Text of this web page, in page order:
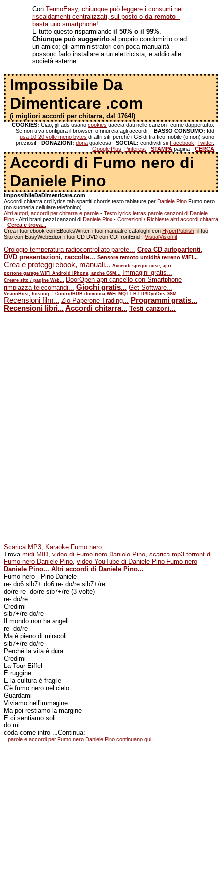
Con TermoEasy, chiunque può leggere i consumi nei
riscaldamenti centralizzati, sul posto o da remoto -
basta uno smartphone!
E tutto questo risparmiando il 50% o il 99%.
Chiunque può suggerirlo al proprio condominio o ad
un amico; gli amministratori con poca manualità
possono farlo installare a un elettricista, e addio alle
società esterne.
Impossibile Da
Dimenticare .com
(i migliori accordi per chitarra, dal 1764!)
COOKIES: Ciao, gli ads usanocookies traccia-dati nelle canzoni, come dappertutto.
Se non ti va configura il browser, o rinuncia agli accordi! -BASSO CONSUMO: Idd
usa 10-20 volte meno bytes di altri siti, perché i GB di traffico mobile (o non) sono
preziosi! -DONAZIONI: dona qualcosa -SOCIAL: condividi suFacebook ,Twitter,
Google Plus ,Pinterest -STAMPA pagina -CERCA
Accordi di Fumo nero di
Daniele Pino
ImpossibileDaDimenticare.com
Accordi chitarra crd lyrics tab spartiti chords testo tablature per Daniele Pino Fumo nero
(no suoneria cellulare telefonino)
Altri autori, accordi per chitarra e parole - Testo lyrics letras parole canzoni di Daniele
Pino - Altri brani pezzi canzoni di Daniele Pino - Correzioni / Richieste altri accordi chitarra
- Cerca e trova...
Crea i tuoi ebook con EBooksWriter, i tuoi manuali e cataloghi con HyperPublish , il tuo
Sito con EasyWebEditor, i tuoi CD DVD con CDFrontEnd - VisualVision.it
Orologio temperatura radiocontrollato parete... Crea CD autopartenti,
DVD presentazioni, raccolte... Sensore remoto umidità terreno WiFi...
Crea e proteggi ebook, manuali... Accendi spegni cose, apri
portone garage WiFi Android iPhone, anche GSM...
Immagini gratis...
Creare sito / pagine Web... DoorOpen apri cancello con Smartphone
rimpiazza telecomandi... Giochi gratis... Get Software...
VisionHost, hosting... ControlHUB domotica WiFi MQTT HTTP/DynDns GSM...
Recensioni film... Zio Paperone Trading... Programmi gratis...
Recensioni libri...Accordi chitarra... Testi canzoni...
Scarica MP3, Karaoke Fumo nero...
Trova midi MID, video di Fumo nero Daniele Pino, scarica mp3 torrent di
Fumo nero Daniele Pino, video YouTube di Daniele Pino Fumo nero
Daniele Pino... Altri accordi di Daniele Pino...
Fumo nero - Pino Daniele
re- do6 sib7+ do6 re- do/re sib7+/re
do/re re- do/re sib7+/re (3 volte)
re- do/re
Credimi
sib7+/re do/re
Il mondo non ha angeli
re- do/re
Ma è pieno di miracoli
sib7+/re do/re
Perché la vita è dura
Credimi
La Tour Eiffel
È ruggine
E la cultura è fragile
C'è fumo nero nel cielo
Guardami
Viviamo nell'immagine
Ma poi restiamo la margine
E ci sentiamo soli
do mi
coda come intro ...Continua:
parole e accordi per Fumo nero Daniele Pino continuano qui...